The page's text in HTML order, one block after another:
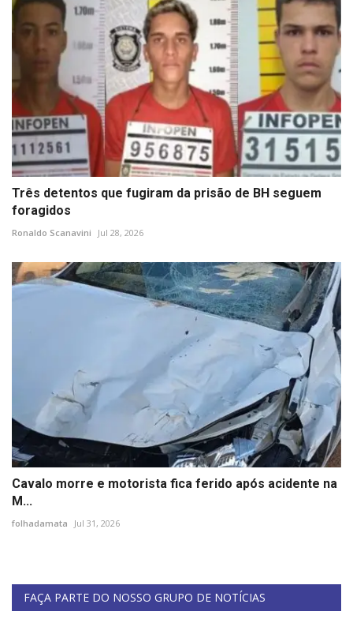
Três detentos que fugiram da prisão de BH seguem
foragidos
Ronaldo Scanavini Jul 28, 2026
Cavalo morre e motorista fica ferido após acidente na
M...
folhadamata Jul 31, 2026
FAÇA PARTE DO NOSSO GRUPO DE NOTÍCIAS